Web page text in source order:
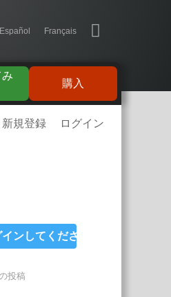
Español Français
購入
新規登録 ログイン
インしてください
投稿